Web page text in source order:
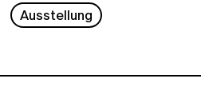
Ausstellung